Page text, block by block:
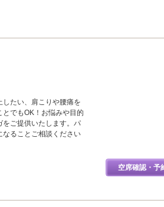
たい、肩こりや腰痛を
でもOK！お悩みや目的
をご提供いたします。パ
なることご相談ください
空席確認・予